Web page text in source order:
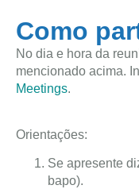
Como
No dia e hora da
mencionado acima.
Meetings.
Orientações:
Se apresente
bapo).